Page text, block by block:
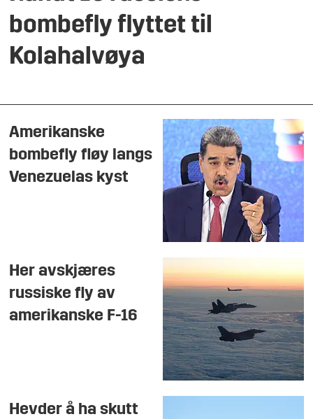
bombefly flyttet til
Kolahalvøya
Amerikanske
bombefly fløy langs
Venezuelas kyst
Her avskjæres
russiske fly av
amerikanske F-16
Hevder å ha skutt